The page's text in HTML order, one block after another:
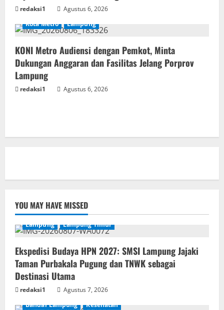
redaksi1
Agustus 6, 2026
Kota Metro
Lampung
KONI Metro Audiensi dengan Pemkot, Minta
Dukungan Anggaran dan Fasilitas Jelang Porprov
Lampung
redaksi1 Agustus 6, 2026
YOU MAY HAVE MISSED
Lampung Lampung Timur
Ekspedisi Budaya HPN 2027: SMSI Lampung Jajaki
Taman Purbakala Pugung dan TNWK sebagai
Destinasi Utama
redaksi1
Agustus 7, 2026
Bandar Lampung
Kesehatan